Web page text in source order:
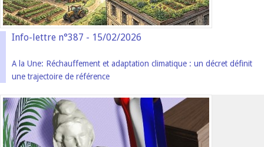
Info-lettre n°387 - 15/02/2026
A la Une: Réchauffement et adaptation climatique : un décret définit
une trajectoire de référence